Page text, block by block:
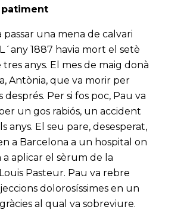
passar una mena de calvari
1887 havia mort el setè
anys. El mes de maig donà
Antònia, que va morir per
després. Per si fos poc, Pau va
un gos rabiós, un accident
anys. El seu pare, desesperat,
a Barcelona a un hospital on
a aplicar el sèrum de la
Pasteur. Pau va rebre
dolorosíssimes en un
al qual va sobreviure.